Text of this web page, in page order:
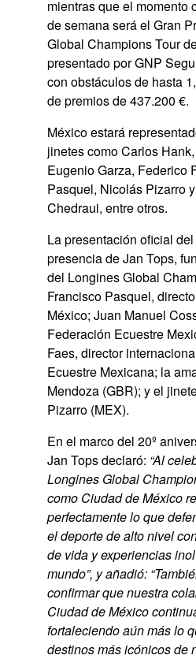
mientras que el momento
de semana será el Gran
Global Champions Tour
presentado por GNP
con obstáculos de hasta
de premios de 437.200 €.
México estará
jinetes como Carlos
Eugenio Garza, Federico
Pasquel, Nicolás Pizarro
Chedraui, entre otros.
La presentación oficial
presencia de Jan Tops,
del Longines Global
Francisco Pasquel,
México; Juan Manuel
Federación Ecuestre
Faes, director
Ecuestre Mexicana; la
Mendoza (GBR); y el
Pizarro (MEX).
En el marco del 20º
Jan Tops declaró: “Al
Longines Global
como Ciudad de México
perfectamente lo que
el deporte de alto nivel
de vida y experiencias
mundo”, y añadió:
confirmar que nuestra
Ciudad de México
fortaleciendo aún más lo
destinos más icónicos de